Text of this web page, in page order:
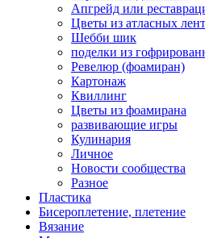
Апгрейд или
Цветы из атласных лент
Шебби шик
поделки из
Ревелюр (фоамиран)
Картонаж
Квиллинг
Цветы из фоамирана
развивающие игры
Кулинария
Личное
Новости сообщества
Разное
Пластика
Бисероплетение, плетение
Вязание